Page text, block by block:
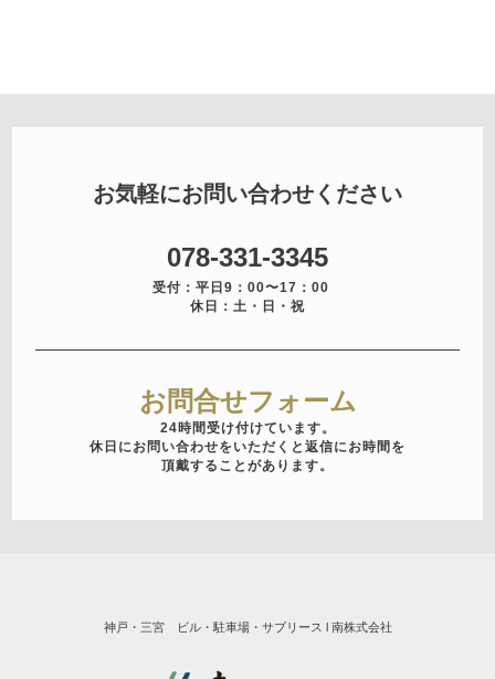
お気軽にお問い合わせください
078-331-3345
受付：平日9：00〜17：00
休日：土・日・祝
お問合せフォーム
24時間受け付けています。
休日にお問い合わせをいただくと 返信にお時間を
頂戴することがあります。
神戸・三宮 ビル・駐車場・サブリース l 南株式会社